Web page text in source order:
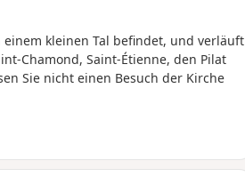
kleinen Tal befindet, und verläuft
Chamond, Saint-Étienne, den Pilat
Sie nicht einen Besuch der Kirche